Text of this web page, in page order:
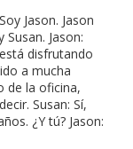
Jason. Jason
Jason:
disfrutando
a mucha
de la oficina,
Susan: Sí,
¿Y tú? Jason: